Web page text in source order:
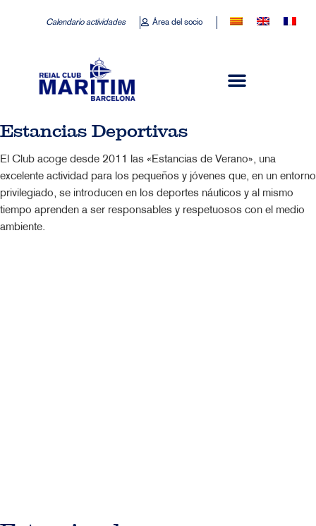
Calendario actividades Área del socio
Estancias Deportivas
El Club acoge desde 2011 las «Estancias de Verano», una
excelente actividad para los pequeños y jóvenes que, en un entorno
privilegiado, se introducen en los deportes náuticos y al mismo
tiempo aprenden a ser responsables y respetuosos con el medio
ambiente.